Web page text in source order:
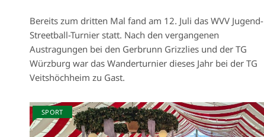
Bereits zum dritten Mal fand am 12. Juli das WVV Jugend-
Streetball-Turnier statt. Nach den vergangenen
Austragungen bei den Gerbrunn Grizzlies und der TG
Würzburg war das Wanderturnier dieses Jahr bei der TG
Veitshöchheim zu Gast.
SPORT